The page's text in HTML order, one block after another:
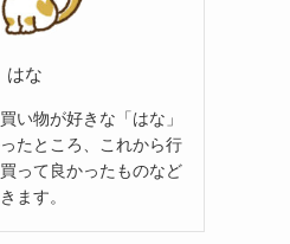
はな
い物が好きな「はな」
たところ、これから行
って良かったものなど
ます。